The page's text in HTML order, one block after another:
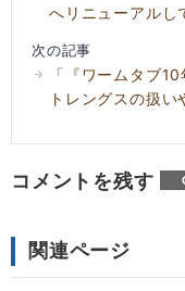
へリニューアルし
次の記事
「『ワームタブ
トレングスの扱い
コメントを残す
関連ページ